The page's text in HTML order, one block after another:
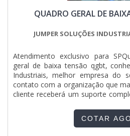
QUADRO GERAL DE
JUMPER SOLUÇÕES
Atendimento exclusivo para
geral de baixa tensão qgbt,
Industriais, melhor empresa do
contato com a organização que
cliente receberá um suporte
quadro geral de baixa tensão
Industriais o cliente obterá
COTAR